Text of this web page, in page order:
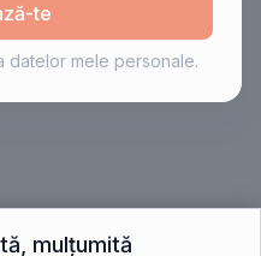
te
datelor mele personale.
mulțumită